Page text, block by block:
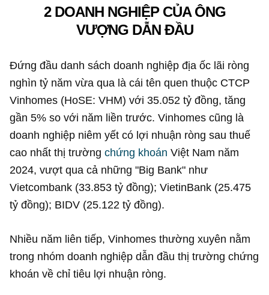
2 DOANH NGHIỆP CỦA ÔNG
VƯỢNG DẪN ĐẦU
Đứng đầu danh sách doanh nghiệp địa ốc lãi ròng
nghìn tỷ năm vừa qua là cái tên quen thuộc CTCP
Vinhomes (HoSE: VHM) với 35.052 tỷ đồng, tăng
gần 5% so với năm liền trước. Vinhomes cũng là
doanh nghiệp niêm yết có lợi nhuận ròng sau thuế
cao nhất thị trườngchứng khoán Việt Nam năm
2024, vượt qua cả những "Big Bank" như
Vietcombank (33.853 tỷ đồng); VietinBank (25.475
tỷ đồng); BIDV (25.122 tỷ đồng).
Nhiều năm liên tiếp, Vinhomes thường xuyên nằm
trong nhóm doanh nghiệp dẫn đầu thị trường chứng
khoán về chỉ tiêu lợi nhuận ròng.